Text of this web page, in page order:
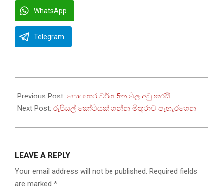
WhatsApp
Telegram
07-
18
Previous Post: පොහොර වර්ග 5ක මිල අඩු කරයි
Next Post: රුපියල් කෝටියක් ගන්න මිතුරාව පැහැරගෙන
LEAVE A REPLY
Your email address will not be published. Required fields
are marked *